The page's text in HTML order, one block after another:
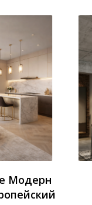
Модерн